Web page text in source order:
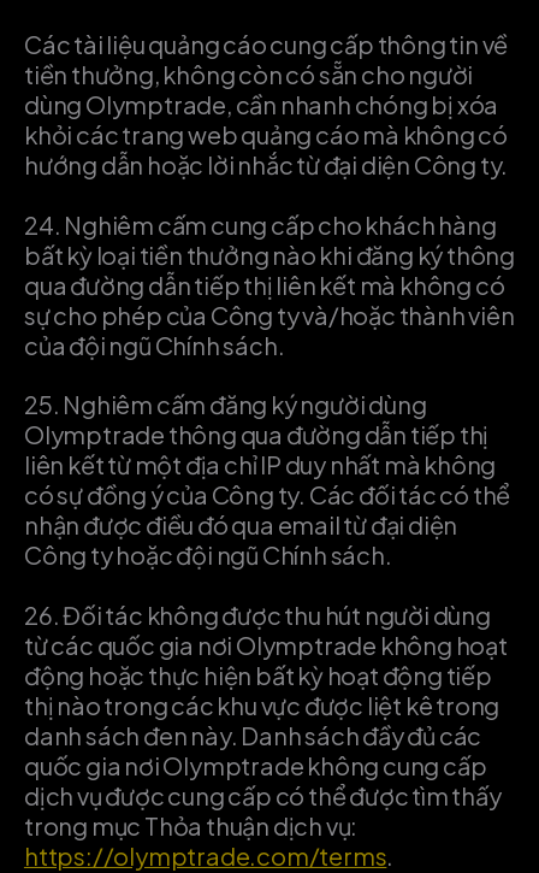
Các tài liệu quảng cáo cung cấp thông tin về
tiền thưởng, không còn có sẵn cho người
dùng Olymptrade, cần nhanh chóng bị xóa
khỏi các trang web quảng cáo mà không có
hướng dẫn hoặc lời nhắc từ đại diện Công ty.
24. Nghiêm cấm cung cấp cho khách hàng
bất kỳ loại tiền thưởng nào khi đăng ký thông
qua đường dẫn tiếp thị liên kết mà không có
sự cho phép của Công ty và/hoặc thành viên
của đội ngũ Chính sách.
25. Nghiêm cấm đăng ký người dùng
Olymptrade thông qua đường dẫn tiếp thị
liên kết từ một địa chỉ IP duy nhất mà không
có sự đồng ý của Công ty. Các đối tác có thể
nhận được điều đó qua email từ đại diện
Công ty hoặc đội ngũ Chính sách.
26.Đối tác không được thu hút người dùng
từ các quốc gia nơi Olymptrade không hoạt
động hoặc thực hiện bất kỳ hoạt động tiếp
thị nào trong các khu vực được liệt kê trong
danh sách đen này. Danh sách đầy đủ các
quốc gia nơi Olymptrade không cung cấp
dịch vụ được cung cấp có thể được tìm thấy
trong mục Thỏa thuận dịch vụ:
https://olymptrade.com/terms.